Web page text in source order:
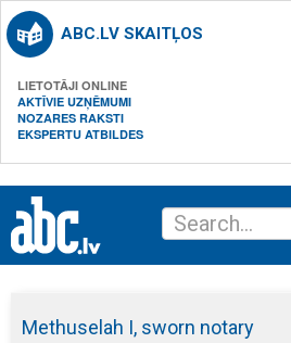
ABC.LV SKAITĻOS
LIETOTĀJI ONLINE
AKTĪVIE UZŅĒMUMI
NOZARES RAKSTI
EKSPERTU ATBILDES
Methuselah I, sworn notary